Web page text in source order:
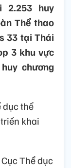
2.253 huy
Thể thao
33 tại Thái
3 khu vực
chương
dục thể
khai
Thể dục